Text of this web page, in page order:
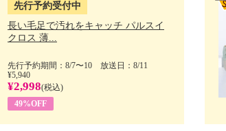
先行予約受付中
長い毛足で汚れをキャッチ パルスイ
クロス 薄...
先行予約期間：8/7〜10 放送日：8/11
¥5,940
¥2,998(税込)
49%OFF